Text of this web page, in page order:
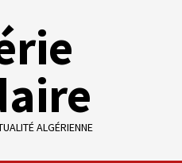
ALGÉRIENNE